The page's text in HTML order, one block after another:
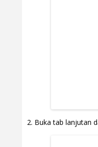
Buka tab lanjutan